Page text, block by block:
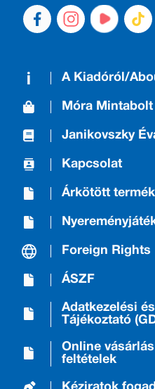
A Kiadóról/
Móra Mintabolt
Janikovszky
Kapcsolat
Árkötött
Foreign Rights
ÁSZF
Adatkezelési
Tájékoztató
Online
feltételek